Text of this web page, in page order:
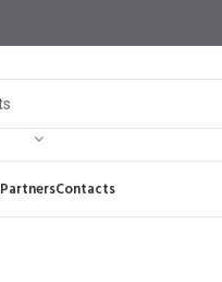
PartnersContacts